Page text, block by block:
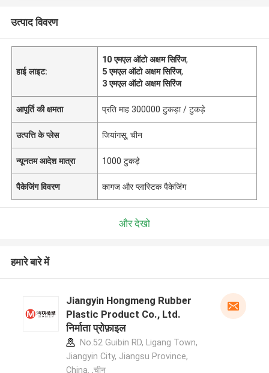
उत्पाद विवरण
हाई लाइट:
10 एमएल ऑटो अक्षम सिरिंज,
5 एमएल ऑटो अक्षम सिरिंज,
3 एमएल ऑटो अक्षम सिरिंज
आपूर्ति की क्षमता प्रति माह 300000 टुकड़ा / टुकड़े
उत्पत्ति के प्लेस जियांगसू, चीन
न्यूनतम आदेश मात्रा 1000 टुकड़े
पैकेजिंग विवरण कागज और प्लास्टिक पैकेजिंग
और देखो
हमारे बारे में
Jiangyin Hongmeng Rubber
Plastic Product Co., Ltd.
निर्माता प्रोफ़ाइल
No.52 Guibin RD, Ligang Town,
Jiangyin City, Jiangsu Province,
China. ,चीन